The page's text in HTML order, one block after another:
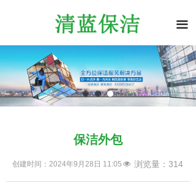
끀
保洁外包
创建时间： 2024年9月28日 11:05 넶 浏览量： 314